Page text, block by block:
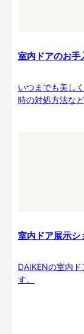
室内ドアのお手
いつまでも美し
時の対処方法な
室内ドア展示シ
DAIKENの室内
す。